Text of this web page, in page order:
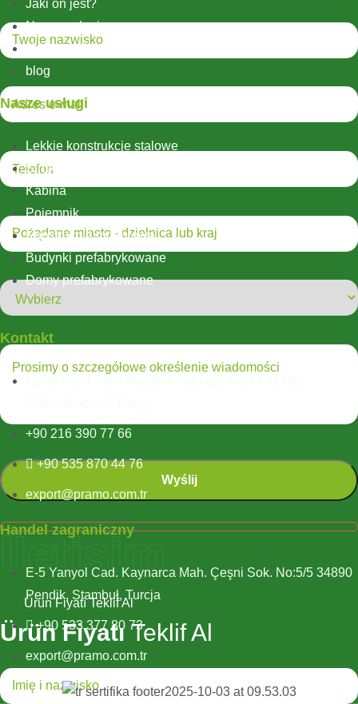
Jaki on jest?
Nasze usługi
Nasze projekty
blog
Nasze usługi
Lekkie konstrukcje stalowe
Struktury hybrydowe
Kabina
Pojemnik
Konstrukcje modułowe
Budynki prefabrykowane
Domy prefabrykowane
Kontakt
+90 216 390 77 66
+90 535 870 44 76
export@pramo.com.tr
Handel zagraniczny
E-5 Yanyol Cad. Kaynarca Mah. Çeşni Sok. No:5/5 34890
Pendik, Stambuł, Turcja
+90 533 377 80 73
export@pramo.com.tr
İletişim
Ürün Fiyatı Teklif Al
Ürün Fiyatı Teklif Al